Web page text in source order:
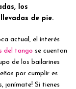
los
de pie.
actual, el interés
del tango se cuentan
de los bailarines
por cumplir es
Si tienes